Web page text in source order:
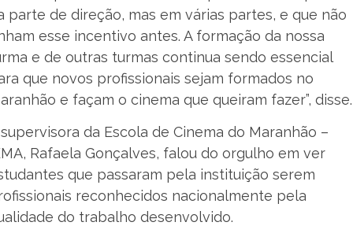
parte de direção, mas em várias partes, e que não
esse incentivo antes. A formação da nossa
e de outras turmas continua sendo essencial
que novos profissionais sejam formados no
e façam o cinema que queiram fazer”, disse.
da Escola de Cinema do Maranhão –
Rafaela Gonçalves, falou do orgulho em ver
que passaram pela instituição serem
reconhecidos nacionalmente pela
do trabalho desenvolvido.